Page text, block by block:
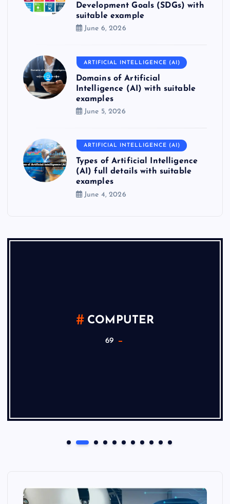
Development Goals (SDGs) with
suitable example
June 6, 2026
ARTIFICIAL INTELLIGENCE (AI)
Domains of Artificial
Intelligence (AI) with suitable
examples
June 5, 2026
ARTIFICIAL INTELLIGENCE (AI)
Types of Artificial Intelligence
(AI) full details with suitable
examples
June 4, 2026
COMPUTER
69